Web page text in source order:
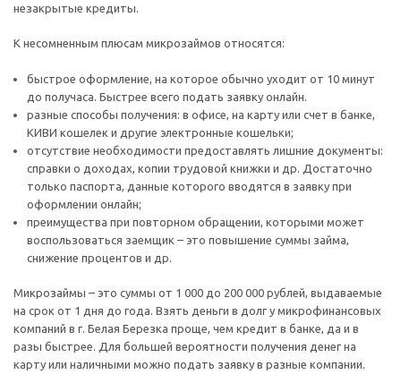
незакрытые кредиты.
К несомненным плюсам микрозаймов относятся:
быстрое оформление, на которое обычно уходит от 10 минут
до получаса. Быстрее всего подать заявку онлайн.
разные способы получения: в офисе, на карту или счет в банке,
КИВИ кошелек и другие электронные кошельки;
отсутствие необходимости предоставлять лишние документы:
справки о доходах, копии трудовой книжки и др. Достаточно
только паспорта, данные которого вводятся в заявку при
оформлении онлайн;
преимущества при повторном обращении, которыми может
воспользоваться заемщик – это повышение суммы займа,
снижение процентов и др.
Микрозаймы – это суммы от 1 000 до 200 000 рублей, выдаваемые
на срок от 1 дня до года. Взять деньги в долг у микрофинансовых
компаний в г. Белая Березка проще, чем кредит в банке, да и в
разы быстрее. Для большей вероятности получения денег на
карту или наличными можно подать заявку в разные компании.